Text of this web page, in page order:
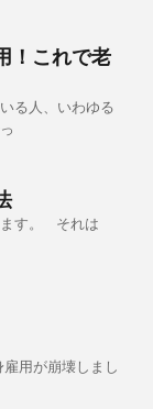
！これで老
る人、いわゆる
ます。 それは
用が崩壊しまし